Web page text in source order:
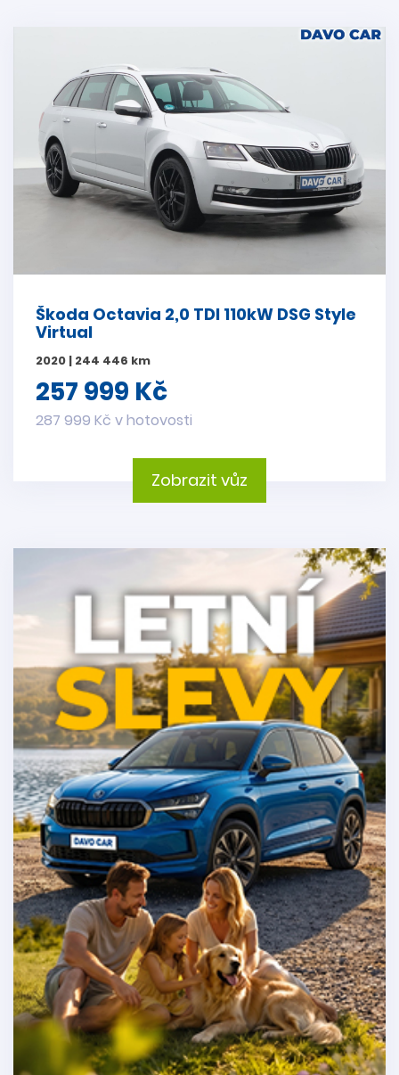
Škoda Octavia 2,0 TDI 110kW DSG Style
Virtual
2020 | 244 446 km
257 999 Kč
287 999 Kč v hotovosti
Zobrazit vůz